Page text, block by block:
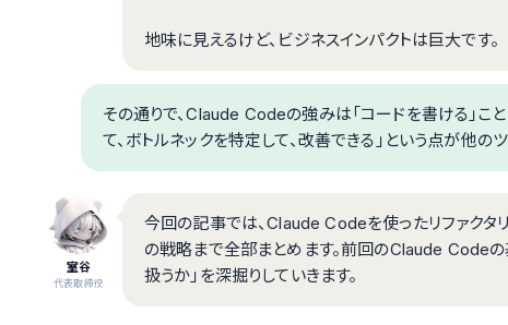
地味に見えるけど、ビジネスインパクトは巨大です。
その通りで、Claude Codeの強みは「コードを書ける」こ
て、ボトルネックを特定して、改善できる」という点が他の
室谷
代表取締役
今回の記事では、Claude Codeを使ったリファクタ
の戦略まで全部まとめます。前回のClaude Code
扱うか」を深掘りしていきます。